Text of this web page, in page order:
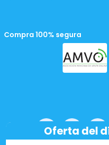
Compra 100% segura